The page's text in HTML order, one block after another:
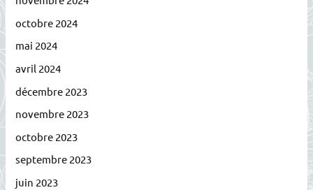
octobre 2024
mai 2024
avril 2024
décembre 2023
novembre 2023
octobre 2023
septembre 2023
juin 2023